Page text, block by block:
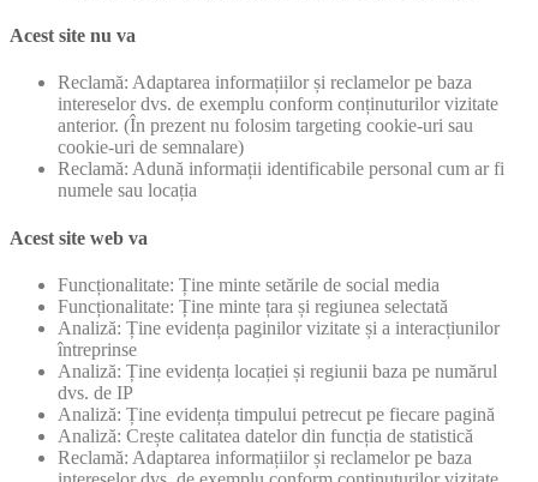
Acest site nu va
Reclamă: Adaptarea informațiilor și reclamelor pe baza
intereselor dvs. de exemplu conform conținuturilor vizitate
anterior. (În prezent nu folosim targeting cookie-uri sau
cookie-uri de semnalare)
Reclamă: Adună informații identificabile personal cum ar fi
numele sau locația
Acest site web va
Funcționalitate: Ține minte setările de social media
Funcționalitate: Ține minte țara și regiunea selectată
Analiză: Ține evidența paginilor vizitate și a interacțiunilor
întreprinse
Analiză: Ține evidența locației și regiunii baza pe numărul
dvs. de IP
Analiză: Ține evidența timpului petrecut pe fiecare pagină
Analiză: Crește calitatea datelor din funcția de statistică
Reclamă: Adaptarea informațiilor și reclamelor pe baza